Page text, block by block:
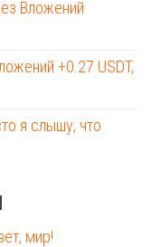
Вложений
+0.27 USDT,
я слышу, что
мир!